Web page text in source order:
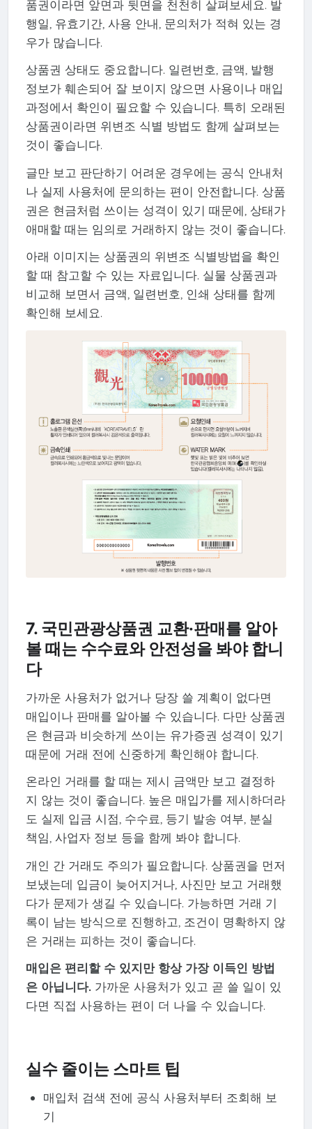
품권이라면 앞면과 뒷면을 천천히 살펴보세요. 발
행일, 유효기간, 사용 안내, 문의처가 적혀 있는 경
우가 많습니다.
상품권 상태도 중요합니다. 일련번호, 금액, 발행
정보가 훼손되어 잘 보이지 않으면 사용이나 매입
과정에서 확인이 필요할 수 있습니다. 특히 오래된
상품권이라면 위변조 식별 방법도 함께 살펴보는
것이 좋습니다.
글만 보고 판단하기 어려운 경우에는 공식 안내처
나 실제 사용처에 문의하는 편이 안전합니다. 상품
권은 현금처럼 쓰이는 성격이 있기 때문에, 상태가
애매할 때는 임의로 거래하지 않는 것이 좋습니다.
아래 이미지는 상품권의 위변조 식별방법을 확인
할 때 참고할 수 있는 자료입니다. 실물 상품권과
비교해 보면서 금액, 일련번호, 인쇄 상태를 함께
확인해 보세요.
7. 국민관광상품권 교환·판매를 알아
볼 때는 수수료와 안전성을 봐야 합니
다
가까운 사용처가 없거나 당장 쓸 계획이 없다면
매입이나 판매를 알아볼 수 있습니다. 다만 상품권
은 현금과 비슷하게 쓰이는 유가증권 성격이 있기
때문에 거래 전에 신중하게 확인해야 합니다.
온라인 거래를 할 때는 제시 금액만 보고 결정하
지 않는 것이 좋습니다. 높은 매입가를 제시하더라
도 실제 입금 시점, 수수료, 등기 발송 여부, 분실
책임, 사업자 정보 등을 함께 봐야 합니다.
개인 간 거래도 주의가 필요합니다. 상품권을 먼저
보냈는데 입금이 늦어지거나, 사진만 보고 거래했
다가 문제가 생길 수 있습니다. 가능하면 거래 기
록이 남는 방식으로 진행하고, 조건이 명확하지 않
은 거래는 피하는 것이 좋습니다.
매입은 편리할 수 있지만 항상 가장 이득인 방법
은 아닙니다.가까운 사용처가 있고 곧 쓸 일이 있
다면 직접 사용하는 편이 더 나을 수 있습니다.
실수 줄이는 스마트 팁
매입처 검색 전에 공식 사용처부터 조회해 보
기